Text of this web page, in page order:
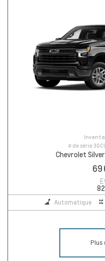
# de série
Chevrolet
69
Automatique
Plus